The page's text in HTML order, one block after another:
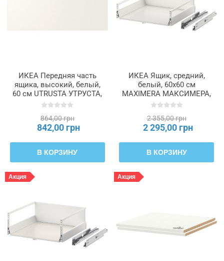
ИКЕА Передняя часть
ящика, высокий, белый,
60 см UTRUSTA УТРУСТА,
502.046.55
864,00 грн
842,00 грн
В КОРЗИНУ
ИКЕА Ящик, средний,
белый, 60x60 см
MAXIMERA МАКСИМЕРА,
202.214.49
2 355,00 грн
2 295,00 грн
В КОРЗИНУ
Акция Акция